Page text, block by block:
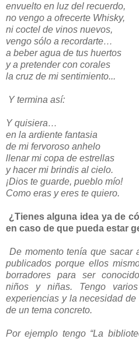
envuelto en luz del recuerdo,
no vengo a ofrecerte Whisky,
ni coctel de vinos nuevos,
vengo sólo a recordarte…
a beber agua de tus huertos
y a pretender con corales
la cruz de mi sentimiento...
Y termina así:
Y quisiera…
en la ardiente fantasia
de mi fervoroso anhelo
llenar mi copa de estrellas
y hacer mi brindis al cielo.
¡Dios te guarde, pueblo mío!
Como eras y eres te quiero.
¿Tienes alguna idea ya de
en caso de que pueda estar
De momento tenía que sacar
publicados porque ellos
borradores para ser
niños y niñas. Tengo
experiencias y la necesidad
de un tema concreto.
Por ejemplo tengo “La